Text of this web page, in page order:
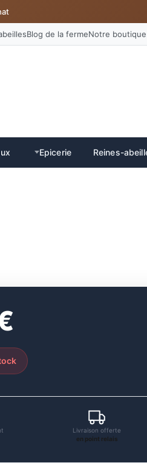
Blog de la fermeNotre
Epicerie Reines-
Livraison offerte
en point relais